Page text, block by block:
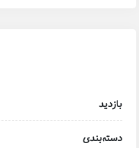
بازدید
دسته‌بندی